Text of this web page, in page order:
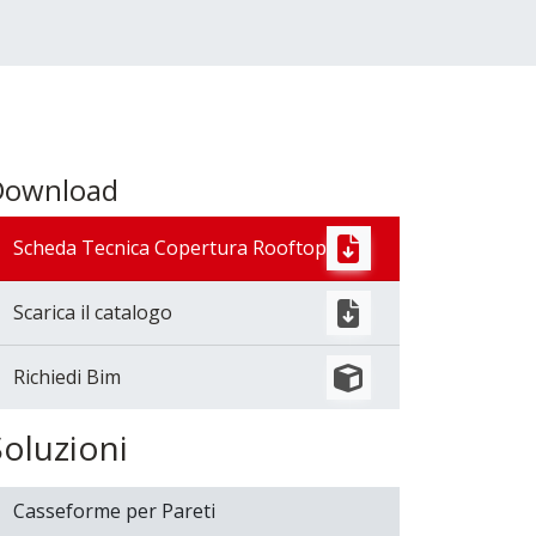
Scheda Tecnica Copertura Rooftop
Scarica il catalogo
Richiedi Bim
Casseforme per Pareti